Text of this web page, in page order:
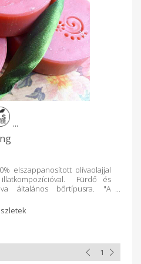
...
elszappanosított olívaolajjal
Fürdő és
általános bőrtípusra. "A
és száraz bőrre egyaránt
tonizáló, fertőzés- és
jó hatással van. Ezen kívül
sömör, herpesz, gombás